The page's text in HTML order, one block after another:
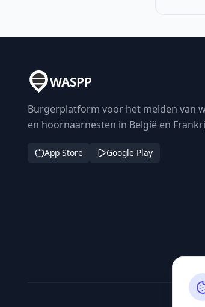
WASPP
Burgerplatform voor het melden van
en hoornaarnesten in België en
App Store Google Play